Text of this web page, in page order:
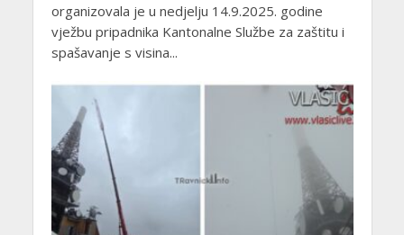
organizovala je u nedjelju 14.9.2025. godine
vježbu pripadnika Kantonalne Službe za zaštitu i
spašavanje s visina...